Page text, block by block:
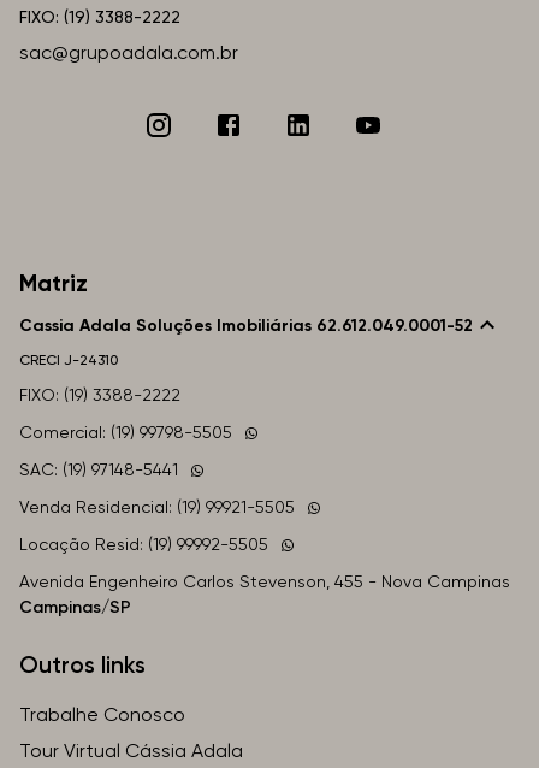
FIXO: (19) 3388-2222
sac@grupoadala.com.br
Matriz
Cassia Adala Soluções Imobiliárias 62.612.049.0001-52
CRECI J-24310
FIXO: (19) 3388-2222
Comercial: (19) 99798-5505
SAC: (19) 97148-5441
Venda Residencial: (19) 99921-5505
Locação Resid: (19) 99992-5505
Avenida Engenheiro Carlos Stevenson, 455 - Nova Campinas
Campinas/SP
Outros links
Trabalhe Conosco
Tour Virtual Cássia Adala